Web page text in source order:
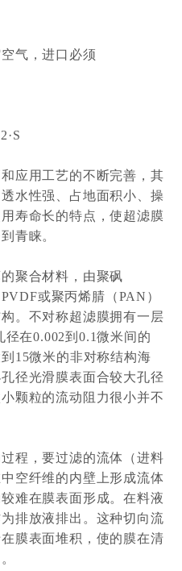
气，进口必须
应用工艺的不断完善，其
水性强、占地面积小、操
寿命长的特点，使超滤膜
青睐。
聚合材料，由聚砜
或聚丙烯腈（PAN）
。不对称超滤膜拥有一层
在0.002到0.1微米间的
15微米的非对称结构海
径光滑膜表面合较大孔径
颗粒的流动阻力很小并不
程，要过滤的流体（进料
空纤维的内壁上形成流体
难在膜表面形成。在料液
排放液排出。这种切向流
膜表面堆积，使的膜在清